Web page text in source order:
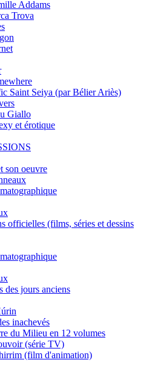
Addams
Trova
Saint Seiya (par Bélier Ariès)
Giallo
et érotique
son oeuvre
officielles (films, séries et dessins
des jours anciens
inachevés
du Milieu en 12 volumes
(série TV)
(film d'animation)